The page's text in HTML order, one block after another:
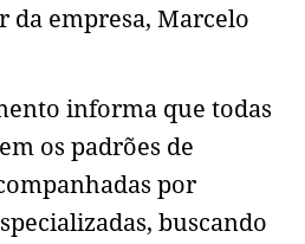
da empresa, Marcelo
informa que todas
os padrões de
por
buscando